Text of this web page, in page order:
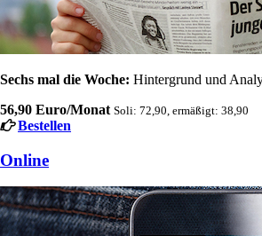
Sechs mal die Woche: Hintergrund und
56,90 Euro/Monat Soli: 72,90, ermäßigt: 38,90
Bestellen
Online